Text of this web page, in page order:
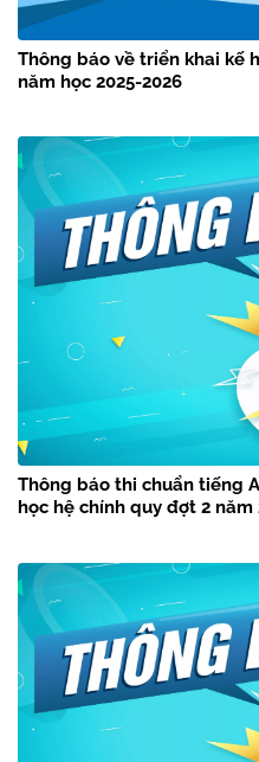
Thông báo về triển khai kế
năm học 2025-2026
Thông báo thi chuẩn tiếng
học hệ chính quy đợt 2 năm